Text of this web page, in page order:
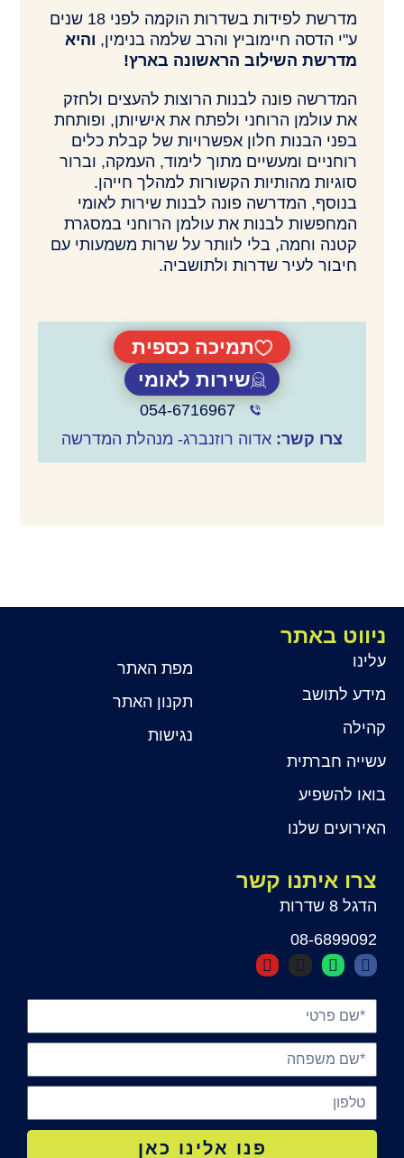
מדרשת לפידות בשדרות הוקמה לפני 18 שנים
ע"י הדסה חיימוביץ והרב שלמה בנימין, והיא
מדרשת השילוב הראשונה בארץ!
המדרשה פונה לבנות הרוצות להעצים ולחזק
את עולמן הרוחני ולפתח את אישיותן, ופותחת
בפני הבנות חלון אפשרויות של קבלת כלים
רוחניים ומעשיים מתוך לימוד, העמקה, וברור
סוגיות מהותיות הקשורות למהלך חייהן.
בנוסף, המדרשה פונה לבנות שירות לאומי
המחפשות לבנות את עולמן הרוחני במסגרת
קטנה וחמה, בלי לוותר על שרות משמעותי עם
חיבור לעיר שדרות ולתושביה.
תמיכה כספית
שירות לאומי
054-6716967
צרו קשר: אדוה רוזנברג- מנהלת המדרשה
ניווט באתר
עלינו
מידע לתושב
קהילה
עשייה חברתית
בואו להשפיע
האירועים שלנו
מפת האתר
תקנון האתר
נגישות
צרו איתנו קשר
הדגל 8 שדרות
08-6899092
פנו אלינו כאן